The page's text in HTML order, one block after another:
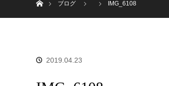
ブログ
IMG_6108
2019.04.23